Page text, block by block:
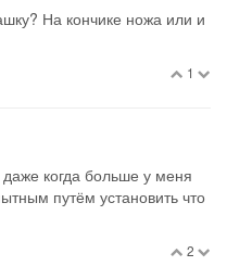
На кончике ножа или и
1
когда больше у меня
путём установить что
2